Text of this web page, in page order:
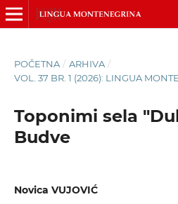
POČETNA / ARHIVA /
VOL. 37 BR. 1 (2026): LINGUA
Toponimi sela
Budve
Novica VUJOVIĆ